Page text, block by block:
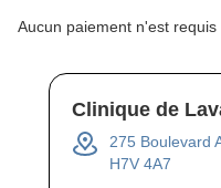
Aucun paiement n'est
Clinique de
275 Boulevard
H7V 4A7